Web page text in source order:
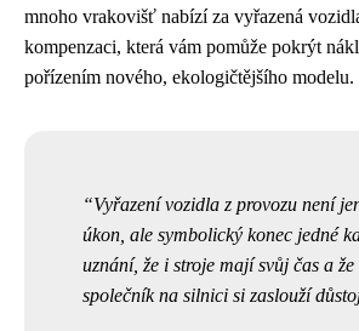
mnoho vrakovišť nabízí za vyřazená
kompenzaci, která vám pomůže pokrýt
pořízením nového, ekologičtějšího modelu.
Vyřazení vozidla z provozu není
úkon, ale symbolický konec jedné
uznání, že i stroje mají svůj čas a
společník na silnici si zaslouží